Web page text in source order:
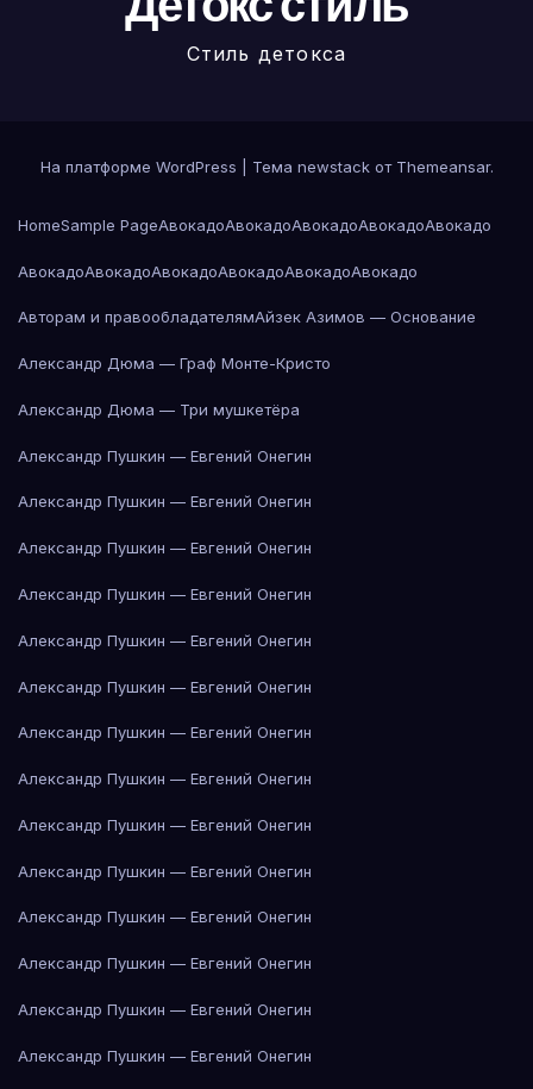
Стиль детокса
На платформе WordPress Тема newstack от Themeansar.
HomeSample PageАвокадоАвокадоАвокадоАвокадоАвокадо
АвокадоАвокадоАвокадоАвокадоАвокадоАвокадо
Авторам и правообладателямАйзек Азимов — Основание
Александр Дюма — Граф Монте-Кристо
Александр Дюма — Три мушкетёра
Александр Пушкин — Евгений Онегин
Александр Пушкин — Евгений Онегин
Александр Пушкин — Евгений Онегин
Александр Пушкин — Евгений Онегин
Александр Пушкин — Евгений Онегин
Александр Пушкин — Евгений Онегин
Александр Пушкин — Евгений Онегин
Александр Пушкин — Евгений Онегин
Александр Пушкин — Евгений Онегин
Александр Пушкин — Евгений Онегин
Александр Пушкин — Евгений Онегин
Александр Пушкин — Евгений Онегин
Александр Пушкин — Евгений Онегин
Александр Пушкин — Евгений Онегин